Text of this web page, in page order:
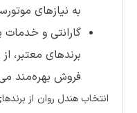
به نیازهای
گارانتی و
برندهای معتبر،
فروش بهره‌مند
انتخاب هندل روان از